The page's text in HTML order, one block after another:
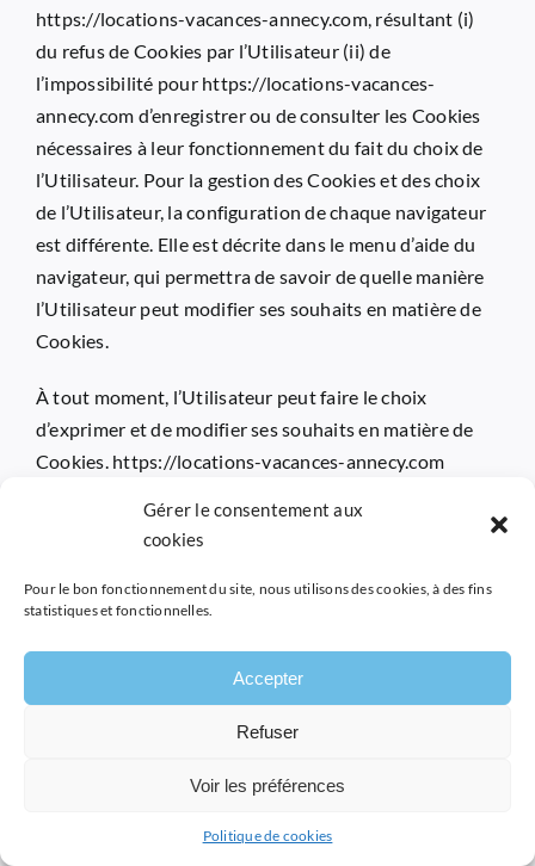
Gérer le consentement aux
cookies
Pour le bon fonctionnement du site, nous utilisons des cookies, à des fins
statistiques et fonctionnelles.
Accepter
Refuser
Voir les préférences
Politique de cookies
https://locations-vacances-annecy.com, résultant (i)
du refus de Cookies par l’Utilisateur (ii) de
l’impossibilité pour https://locations-vacances-
annecy.com d’enregistrer ou de consulter les Cookies
nécessaires à leur fonctionnement du fait du choix de
l’Utilisateur. Pour la gestion des Cookies et des choix
de l’Utilisateur, la configuration de chaque navigateur
est différente. Elle est décrite dans le menu d’aide du
navigateur, qui permettra de savoir de quelle manière
l’Utilisateur peut modifier ses souhaits en matière de
Cookies.
À tout moment, l’Utilisateur peut faire le choix
d’exprimer et de modifier ses souhaits en matière de
Cookies. https://locations-vacances-annecy.com
Enfin, en cliquant sur les icônes dédiées aux réseaux
sociaux Twitter, Facebook, Linkedin et Google Plus
https://locations-vacances-
annecy.comou dans son application mobile et si
l’Utilisateur a accepté le dépôt de cookies en
poursuivant sa navigation sur le Site Internet ou
, Twitter, Facebook, Linkedin et Google